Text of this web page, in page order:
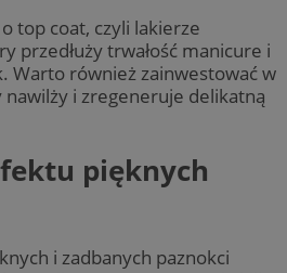
top coat, czyli lakierze
przedłuży trwałość manicure i
Warto również zainwestować w
i zregeneruje delikatną
pięknych
i zadbanych paznokci